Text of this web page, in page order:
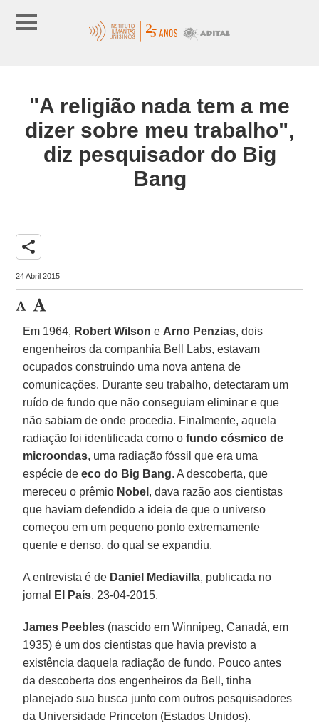
"A religião nada tem a me
dizer sobre meu trabalho",
diz pesquisador do Big
Bang
share
24 Abril 2015
Em 1964, Robert Wilson e Arno Penzias, dois
engenheiros da companhia Bell Labs, estavam
ocupados construindo uma nova antena de
comunicações. Durante seu trabalho, detectaram um
ruído de fundo que não conseguiam eliminar e que
não sabiam de onde procedia. Finalmente, aquela
radiação foi identificada como o fundo cósmico de
microondas, uma radiação fóssil que era uma
espécie deeco do Big Bang. A descoberta, que
mereceu o prêmio Nobel , dava razão aos cientistas
que haviam defendido a ideia de que o universo
começou em um pequeno ponto extremamente
quente e denso, do qual se expandiu.
A entrevista é de Daniel Mediavilla, publicada no
jornal
El País, 23-04-2015.
James Peebles (nascido em Winnipeg, Canadá, em
1935) é um dos cientistas que havia previsto a
existência daquela radiação de fundo. Pouco antes
da descoberta dos engenheiros da Bell, tinha
planejado sua busca junto com outros pesquisadores
da Universidade Princeton (Estados Unidos).